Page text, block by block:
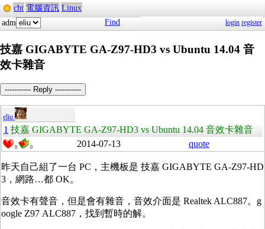
cht 電腦資訊 Linux
adm
Find login register
技嘉 GIGABYTE GA-Z97-HD3 vs Ubuntu 14.04 音
效卡雜音
----------- Reply -----------
eliu
1 技嘉 GIGABYTE GA-Z97-HD3 vs Ubuntu 14.04 音效卡雜音
0 0 2014-07-13 quote
昨天自己組了一台 PC，主機板是 技嘉 GIGABYTE GA-Z97-HD
3，網路…都 OK。
音效卡有聲音，但是會有雜音，音效介面是 Realtek ALC887。g
oogle Z97 ALC887，找到暫時的解。